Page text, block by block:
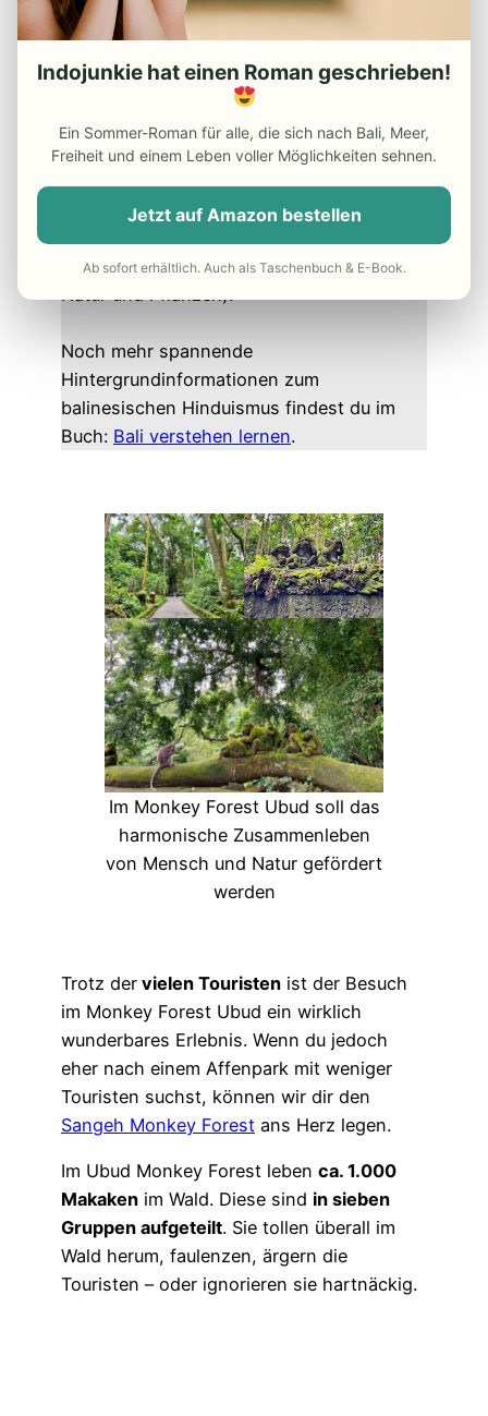
höchsten Gott. Die Mission des Monkey
Forest Ubud ist es, den Besuchern aus
aller Welt Harmonie und Frieden zu
Das KonzeptTri Hita Karnawird neben
verschiedenen Ritualen insbesondere mit
Zeremonien an zwei balinesischen
(Tag der Tiere) undTumpek Uduh (Tag der
Natur und Pflanzen).
Noch mehr spannende
Hintergrundinformationen zum
balinesischen Hinduismus findest du im
Buch: Bali verstehen lernen.
Im Monkey Forest Ubud soll das
harmonische Zusammenleben
von Mensch und Natur gefördert
werden
Trotz der vielen Touristen ist der Besuch
im Monkey Forest Ubud ein wirklich
wunderbares Erlebnis. Wenn du jedoch
eher nach einem Affenpark mit weniger
Touristen suchst, können wir dir den
Sangeh Monkey Forest ans Herz legen.
Im Ubud Monkey Forest leben ca. 1.000
Makaken im Wald. Diese sind in sieben
Gruppen aufgeteilt. Sie tollen überall im
Wald herum, faulenzen, ärgern die
Touristen – oder ignorieren sie hartnäckig.
Indojunkie hat einen Roman geschrieben!
Ein Sommer-Roman für alle, die sich nach Bali, Meer,
Freiheit und einem Leben voller Möglichkeiten sehnen.
Jetzt auf Amazon bestellen
Ab sofort erhältlich. Auch als Taschenbuch & E-Book.